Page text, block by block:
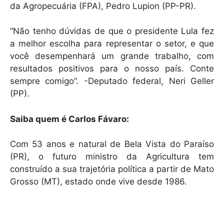
da Agropecuária (FPA), Pedro Lupion (PP-PR).
“Não tenho dúvidas de que o presidente Lula fez
a melhor escolha para representar o setor, e que
você desempenhará um grande trabalho, com
resultados positivos para o nosso país. Conte
sempre comigo”. -Deputado federal, Neri Geller
(PP).
Saiba quem é Carlos Fávaro:
Com 53 anos e natural de Bela Vista do Paraíso
(PR), o futuro ministro da Agricultura tem
construído a sua trajetória política a partir de Mato
Grosso (MT), estado onde vive desde 1986.